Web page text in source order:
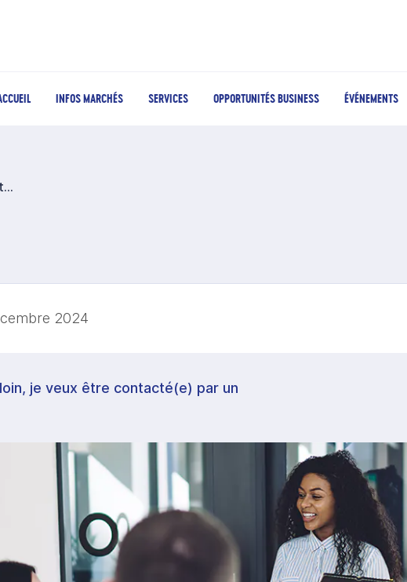
INFOS MARCHÉS SERVICES OPPORTUNITÉS BUSINESS ÉVÉNEMENTS
Quels talents pour votre stratégie export ? Retour sur le webinaire RH du 19 novembre
2024
je veux être contacté(e) par un